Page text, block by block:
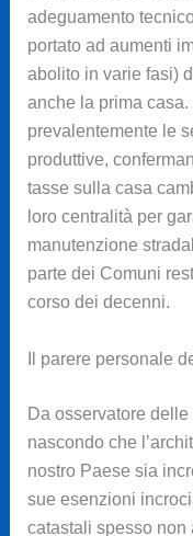
adeguamento
portato ad aumenti
abolito in varie fasi)
anche la prima
prevalentemente le
produttive,
tasse sulla casa
loro centralità per
manutenzione
parte dei Comuni
corso dei decenni.
Il parere personale
Da osservatore
nascondo che
nostro Paese sia
sue esenzioni
catastali spesso non